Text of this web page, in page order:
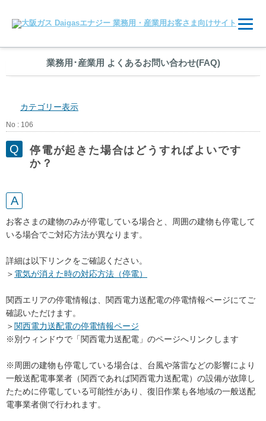
業務用 ･産業用 よくあるお問い合わせ(FAQ)
カテゴリー表示
No : 106
停電が起きた場合はどうすればよいです
か？
お客さまの建物のみが停電している場合と、周囲の建物も停電して
いる場合でご対応方法が異なります。
詳細は以下リンクをご確認ください。
＞ 電気が消えた時の対応方法（停電）
関西エリアの停電情報は、関西電力送配電の停電情報ページにてご
確認いただけます。
＞ 関西電力送配電の停電情報ページ
※別ウィンドウで「関西電力送配電」のページへリンクします
※周囲の建物も停電している場合は、台風や落雷などの影響により
一般送配電事業者（関西であれば関西電力送配電）の設備が故障し
たために停電している可能性があり、復旧作業も各地域の一般送配
電事業者側で行われます。